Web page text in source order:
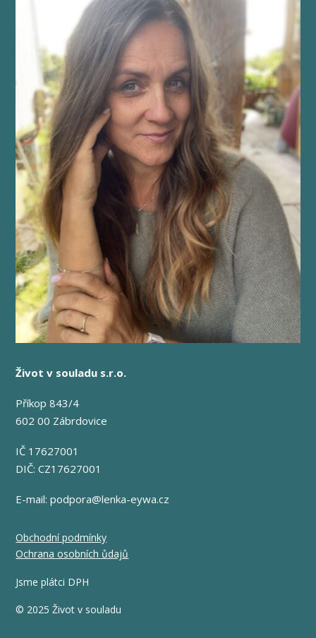
Život v souladu s.r.o.
Příkop 843/4
602 00 Zábrdovice
IČ 17627001
DIČ: CZ17627001
E-mail:podpora@lenka-eywa.cz
Obchodní podmínky
Ochrana osobních ůdajů
Jsme plátci DPH
© 2025 Život v souladu